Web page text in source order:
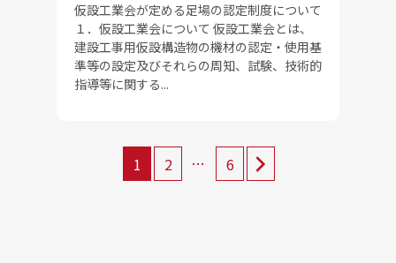
仮設工業会が定める足場の認定制度について
１．仮設工業会について 仮設工業会とは、
建設工事用仮設構造物の機材の認定・使用基
準等の設定及びそれらの周知、試験、技術的
指導等に関する...
1 2 … 6